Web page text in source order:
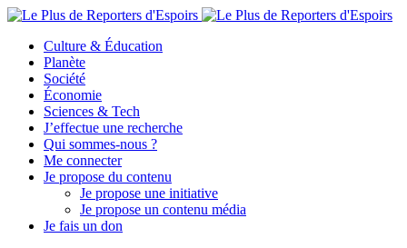
Culture & Éducation
Planète
Société
Économie
Sciences & Tech
J’effectue une recherche
Qui sommes-nous ?
Me connecter
Je propose du contenu
Je propose une initiative
Je propose un contenu média
Je fais un don